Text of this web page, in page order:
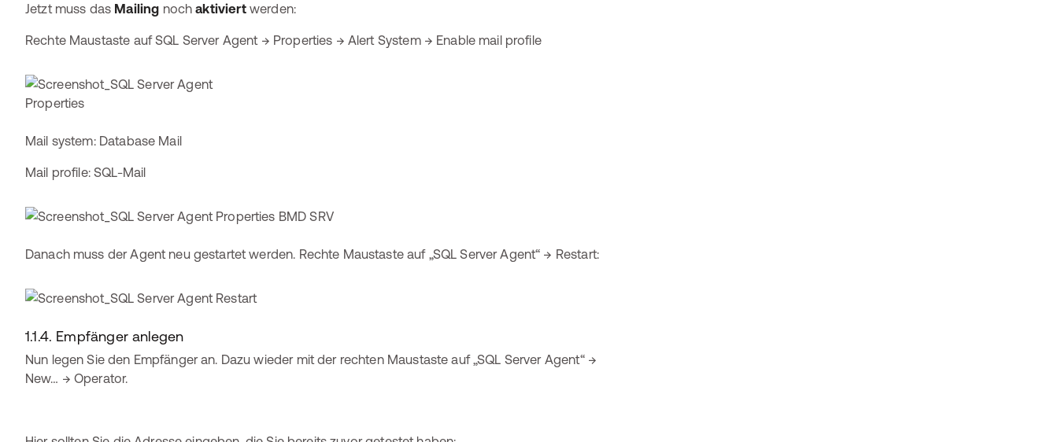
Jetzt muss das Mailing nochaktiviert werden:
Rechte Maustaste auf SQL Server Agent → Properties → Alert System → Enable mail profile
Mail system: Database Mail
Mail profile: SQL-Mail
Danach muss der Agent neu gestartet werden. Rechte Maustaste auf „SQL Server Agent“ → Restart:
1.1.4. Empfänger anlegen
Nun legen Sie den Empfänger an. Dazu wieder mit der rechten Maustaste auf „SQL Server Agent“ →
New… → Operator.